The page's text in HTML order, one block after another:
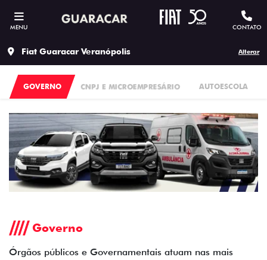
MENU CONTATO
Fiat Guaracar Veranópolis Alterar
CNPJ E MICROEMPRESÁRIO AUTOESCOLA
GOVERNO
Governo
Órgãos públicos e Governamentais atuam nas mais